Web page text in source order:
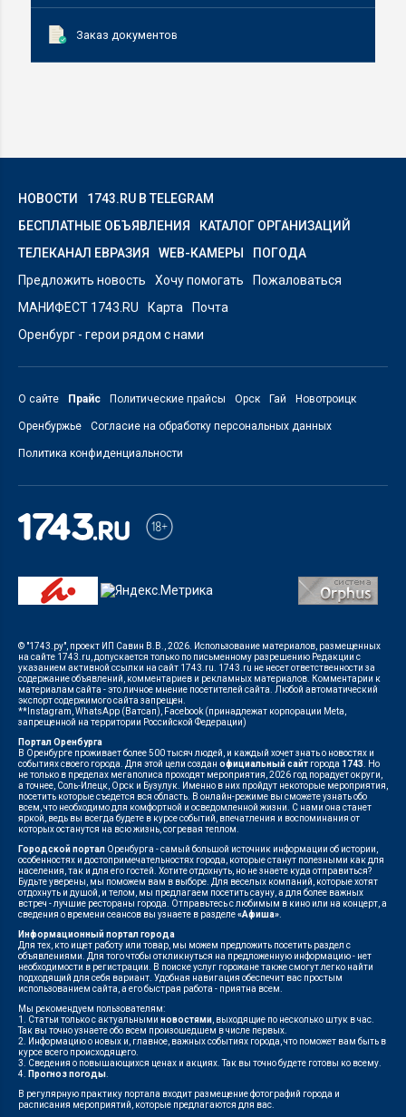
Заказ документов
НОВОСТИ
1743.RU В TELEGRAM
БЕСПЛАТНЫЕ ОБЪЯВЛЕНИЯ
КАТАЛОГ ОРГАНИЗАЦИЙ
ТЕЛЕКАНАЛ ЕВРАЗИЯ
WEB-КАМЕРЫ
ПОГОДА
Предложить новость
Хочу помогать
Пожаловаться
МАНИФЕСТ 1743.RU
Карта
Почта
Оренбург - герои рядом с нами
О сайте Прайс Политические прайсы Орск Гай Новотроицк
Оренбуржье Согласие на обработку персональных данных
Политика конфиденциальности
© "1743.ру", проект ИП Савин В.В., 2026. Использование материалов, размещенных
на сайте 1743.ru, допускается только по письменному разрешению Редакции с
указанием активной ссылки на сайт 1743.ru. 1743.ru не несет ответственности за
содержание объявлений, комментариев и рекламных материалов. Комментарии к
материалам сайта - это личное мнение посетителей сайта. Любой автоматический
экспорт содержимого сайта запрещен.
**Instagram, WhatsApp (Ватсап), Facebook (принадлежат корпорации Meta,
запрещенной на территории Российской Федерации)
Портал Оренбурга
В Оренбурге проживает более 500 тысяч людей, и каждый хочет знать о новостях и
событиях своего города. Для этой цели создан официальный сайт города 1743 . Но
не только в пределах мегаполиса проходят мероприятия, 2026 год порадует округи,
а точнее, Соль-Илецк, Орск и Бузулук. Именно в них пройдут некоторые мероприятия,
посетить которые съедется вся область. В онлайн-режиме вы сможете узнать обо
всем, что необходимо для комфортной и осведомленной жизни. С нами она станет
яркой, ведь вы всегда будете в курсе событий, впечатления и воспоминания от
которых останутся на всю жизнь, согревая теплом.
Городской портал Оренбурга - самый большой источник информации об истории,
особенностях и достопримечательностях города, которые станут полезными как для
населения, так и для его гостей. Хотите отдохнуть, но не знаете куда отправиться?
Будьте уверены, мы поможем вам в выборе. Для веселых компаний, которые хотят
отдохнуть и душой, и телом, мы предлагаем посетить сауну, а для более важных
встреч - лучшие рестораны города. Отправьтесь с любимым в кино или на концерт, а
сведения о времени сеансов вы узнаете в разделе«Афиша»
Информационный портал города
Для тех, кто ищет работу или товар, мы можем предложить посетить раздел с
объявлениями. Для того чтобы откликнуться на предложенную информацию - нет
необходимости в регистрации. В поиске услуг горожане также смогут легко найти
подходящий для себя вариант. Удобная навигация обеспечит вас простым
использованием сайта, а его быстрая работа - приятна всем.
Мы рекомендуем пользователям:
1. Статьи только с актуальными новостями , выходящие по несколько штук в час.
Так вы точно узнаете обо всем произошедшем в числе первых.
2. Информацию о новых и, главное, важных событиях города, что поможет вам быть в
курсе всего происходящего.
3. Сведения о повышающихся ценах и акциях. Так вы точно будете готовы ко всему.
4.
Прогноз погоды
В регулярную практику портала входит размещение фотографий города и
расписания мероприятий, которые предлагаются для вас.